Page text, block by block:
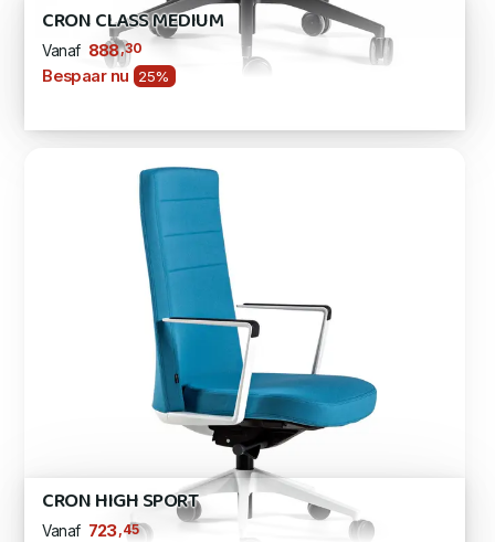
CRON CLASS MEDIUM
Vanaf 888,30
Bespaar nu 25%
CRON HIGH SPORT
Vanaf 723 ,45